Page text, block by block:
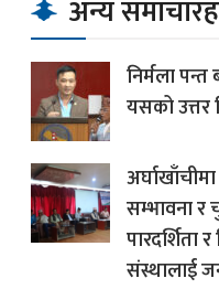
अन्य
निर्मला
यसको उत्तर
सम्भावना र
पारदर्शिता
संस्थालाई